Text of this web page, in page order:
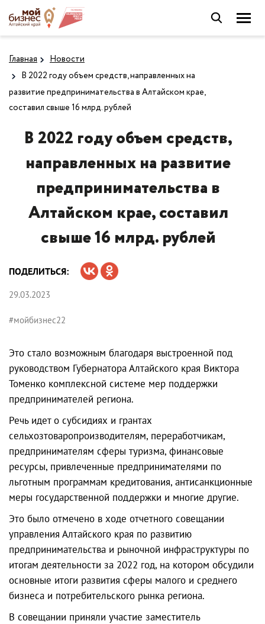
Главная
Новости
В 2022 году объем средств, направленных на
развитие предпринимательства в Алтайском крае,
составил свыше 16 млрд. рублей
В 2022 году объем средств,
направленных на развитие
предпринимательства в
Алтайском крае, составил
свыше 16 млрд. рублей
ПОДЕЛИТЬСЯ:
29.03.2023
#мойбизнес22
Это стало возможным благодаря выстроенной под
руководством Губернатора Алтайского края Виктора
Томенко комплексной системе мер поддержки
предпринимателей региона.
Речь идет о субсидиях и грантах
сельхозтоваропроизводителям, переработчикам,
предпринимателям сферы туризма, финансовые
ресурсы, привлеченные предпринимателями по
льготным программам кредитования, антисанкционные
меры государственной поддержки и многие другие.
Это было отмечено в ходе отчетного совещании
управления Алтайского края по развитию
предпринимательства и рыночной инфраструктуры по
итогам деятельности за 2022 год, на котором обсудили
основные итоги развития сферы малого и среднего
бизнеса и потребительского рынка региона.
В совещании приняли участие заместитель